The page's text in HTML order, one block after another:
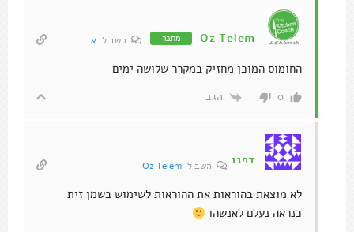
Oz Telem מחבר השב ל א
החומוס המוכן מחזיק במקרר שלושה ימים
0 הגב
דפנו השב ל Oz Telem
לא מוצאת בהוראות את ההוראות לשימוש בשמן זית
כנראה נעלם לאנשהו